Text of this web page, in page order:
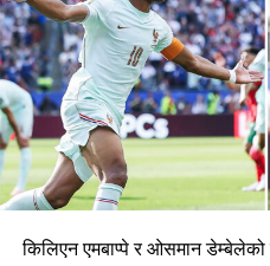
किलिएन एमबाप्पे र ओसमान डेम्बेलेको